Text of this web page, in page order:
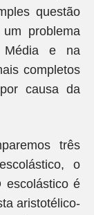
questão
problema
Média e na
completos
causa da
três
o
escolástico é
aristotélico-